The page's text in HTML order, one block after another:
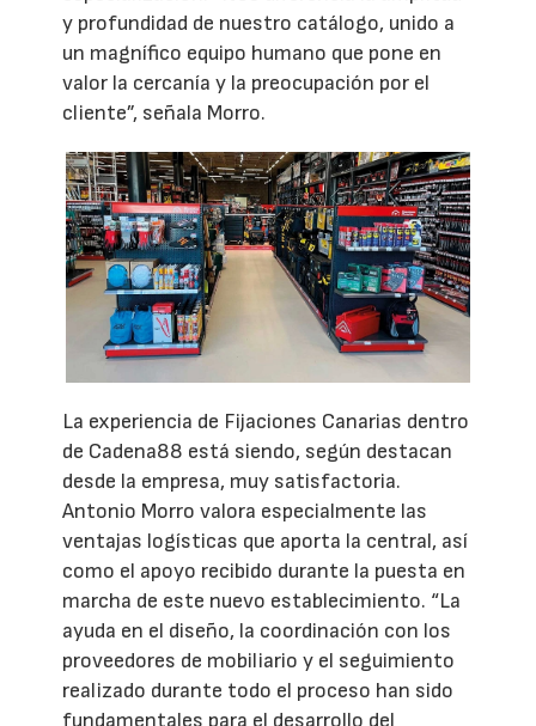
y profundidad de nuestro catálogo, unido a
un magnífico equipo humano que pone en
valor la cercanía y la preocupación por el
cliente”, señala Morro.
La experiencia de Fijaciones Canarias dentro
de Cadena88 está siendo, según destacan
desde la empresa, muy satisfactoria.
Antonio Morro valora especialmente las
ventajas logísticas que aporta la central, así
como el apoyo recibido durante la puesta en
marcha de este nuevo establecimiento. “La
ayuda en el diseño, la coordinación con los
proveedores de mobiliario y el seguimiento
realizado durante todo el proceso han sido
fundamentales para el desarrollo del